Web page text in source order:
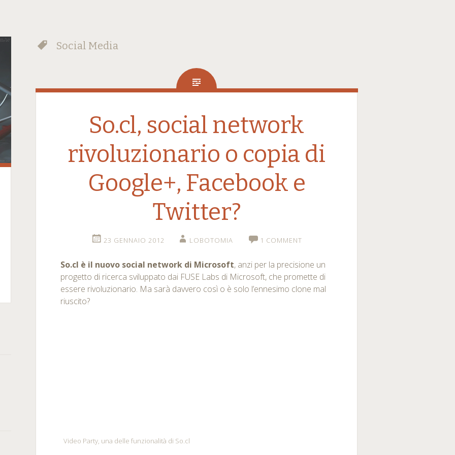
Social Media
So.cl, social network
rivoluzionario o copia di
Google+, Facebook e
Twitter?
23 GENNAIO 2012 LOBOTOMIA 1 COMMENT
So.cl è il nuovo social network di Microsoft, anzi per la precisione un
progetto di ricerca sviluppato dai FUSE Labs di Microsoft, che promette di
essere rivoluzionario. Ma sarà davvero così o è solo l’ennesimo clone mal
riuscito?
Video Party, una delle funzionalità di So.cl